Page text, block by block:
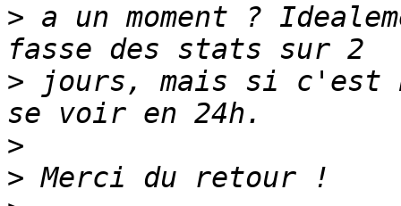
> a un moment ?
> jours, mais si c'est
>
>